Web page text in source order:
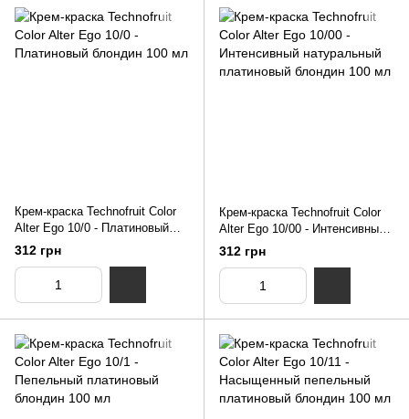
Крем-краска Technofruit Color
Alter Ego 10/0 - Платиновый
блондин 100 мл
312 грн
Крем-краска Technofruit Color
Alter Ego 10/00 - Интенсивный
натуральный платиновый
блондин 100 мл
312 грн